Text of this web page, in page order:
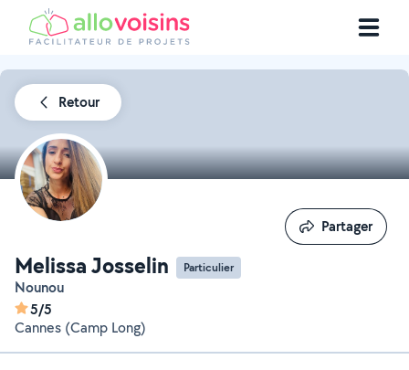
Retour
Melissa Josselin Particulier
Nounou
5/5
Cannes (Camp Long)
Partager
Partager